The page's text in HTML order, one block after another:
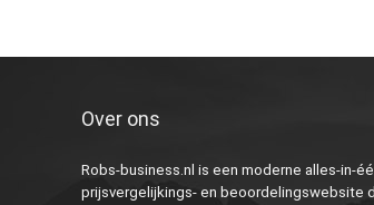
Over ons
Robs-business.nl is een moderne alles-in-
prijsvergelijkings- en beoordelingswebsite